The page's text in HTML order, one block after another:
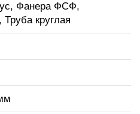
Фанера ФСФ,
круглая